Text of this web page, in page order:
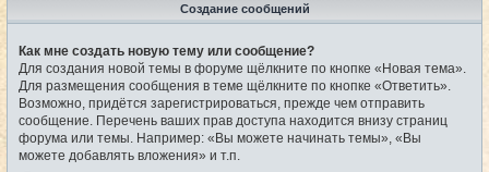
Создание сообщений
Как мне создать новую тему или сообщение?
Для создания новой темы в форуме щёлкните по кнопке «Новая тема».
Для размещения сообщения в теме щёлкните по кнопке «Ответить».
Возможно, придётся зарегистрироваться, прежде чем отправить
сообщение. Перечень ваших прав доступа находится внизу страниц
форума или темы. Например: «Вы можете начинать темы», «Вы
можете добавлять вложения» и т.п.